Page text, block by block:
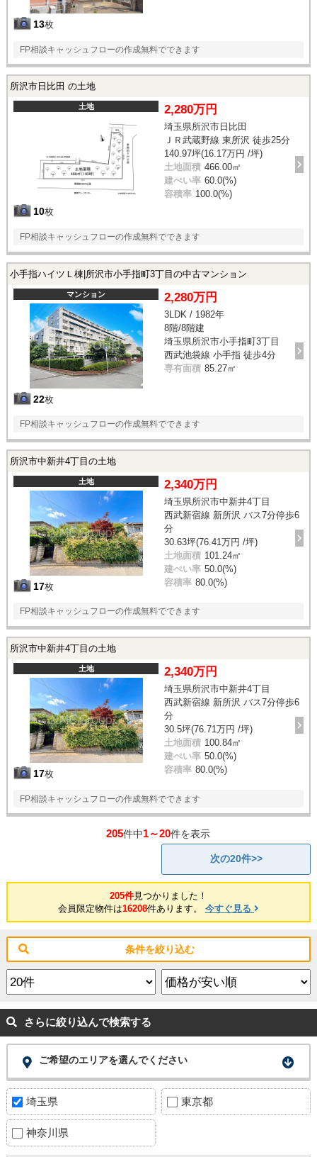
13枚
FP相談キャッシュフローの作成無料でできます
所沢市日比田 の土地
土地
10枚
2,280万円
埼玉県所沢市日比田
ＪＲ武蔵野線 東所沢 徒歩25分
140.97坪(16.17万円 /坪)
土地面積 466.00㎡
建ぺい率 60.0(%)
容積率 100.0(%)
FP相談キャッシュフローの作成無料でできます
小手指ハイツＬ棟|所沢市小手指町3丁目の中古マンション
マンション
22枚
2,280万円
3LDK / 1982年
8階/8階建
埼玉県所沢市小手指町3丁目
西武池袋線 小手指 徒歩4分
専有面積 85.27㎡
FP相談キャッシュフローの作成無料でできます
所沢市中新井4丁目の土地
土地
17枚
2,340万円
埼玉県所沢市中新井4丁目
西武新宿線 新所沢 バス7分停歩6
分
30.63坪(76.41万円 /坪)
土地面積 101.24㎡
建ぺい率 50.0(%)
容積率 80.0(%)
FP相談キャッシュフローの作成無料でできます
所沢市中新井4丁目の土地
土地
17枚
2,340万円
埼玉県所沢市中新井4丁目
西武新宿線 新所沢 バス7分停歩6
分
30.5坪(76.71万円 /坪)
土地面積 100.84㎡
建ぺい率 50.0(%)
容積率 80.0(%)
FP相談キャッシュフローの作成無料でできます
205件中1～20件を表示
次の20件>>
205件見つかりました！
会員限定物件は16208件あります。 今すぐ見る
条件を絞り込む
さらに絞り込んで検索する
ご希望のエリアを選んでください
埼玉県 東京都
神奈川県